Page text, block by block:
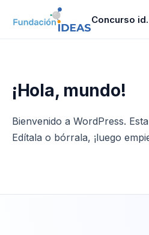
¡Hola, mundo!
Bienvenido a WordPress.
Edítala o bórrala, ¡luego